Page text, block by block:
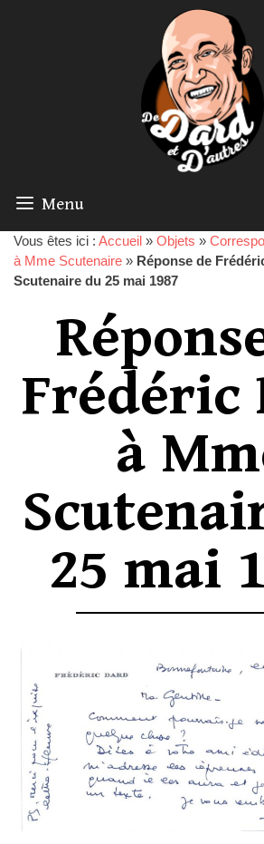
Menu
Vous êtes ici : Accueil » Objets »
à Mme Scutenaire » Réponse de
Scutenaire du 25 mai 1987
Frédéric
à
25 mai